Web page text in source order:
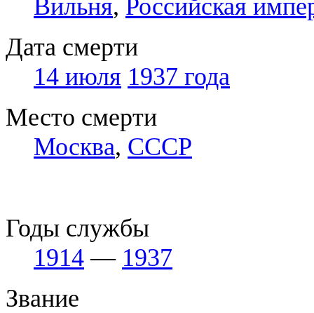
Вильня, Российская
Дата смерти
14 июля 1937 года
Место смерти
Москва, СССР
Годы службы
1914 — 1937
Звание